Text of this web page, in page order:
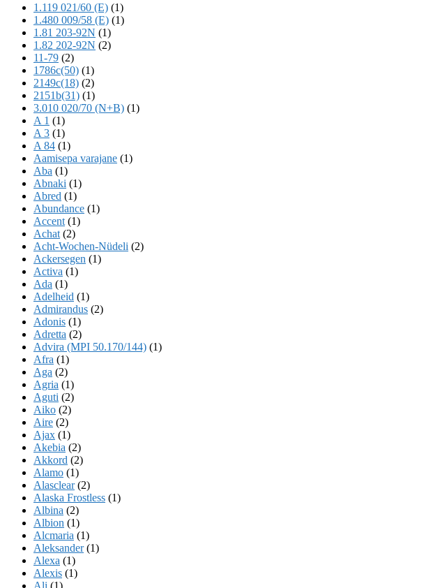
1.119 021/60 (E) (1)
1.480 009/58 (E) (1)
1.81 203-92N (1)
1.82 202-92N (2)
11-79 (2)
1786c(50) (1)
2149c(18) (2)
2151b(31) (1)
3.010 020/70 (N+B) (1)
A 1 (1)
A 3 (1)
A 84 (1)
Aamisepa varajane (1)
Aba (1)
Abnaki (1)
Abred (1)
Abundance (1)
Accent (1)
Achat (2)
Acht-Wochen-Nüdeli (2)
Ackersegen (1)
Activa (1)
Ada (1)
Adelheid (1)
Admirandus (2)
Adonis (1)
Adretta (2)
Advira (MPI 50.170/144) (1)
Afra (1)
Aga (2)
Agria (1)
Aguti (2)
Aiko (2)
Aire (2)
Ajax (1)
Akebia (2)
Akkord (2)
Alamo (1)
Alasclear(2)
Alaska Frostless (1)
Albina (2)
Albion (1)
Alcmaria (1)
Aleksander(1)
Alexa (1)
Alexis (1)
Ali (1)